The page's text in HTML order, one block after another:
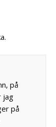
på
jag
på